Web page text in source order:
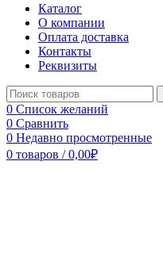
Каталог
О компании
Оплата доставка
Контакты
Реквизиты
0 Список желаний
0 Сравнить
0 Недавно просмотренные
0 товаров / 0,00₽